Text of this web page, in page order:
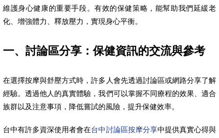
維護身心健康的重要手段。有效的保健策略，能幫助我們延緩老
化、增強體力、釋放壓力，實現身心平衡。
一、討論區分享：保健資訊的交流與參考
在選擇按摩與舒壓方式時，許多人會先透過討論區或網路分享了解
經驗。透過他人的真實體驗，我們可以掌握不同療程的效果、適合
族群以及注意事項，降低嘗試的風險，提升保健效率。
台中有許多資深使用者會在台中討論區按摩分享中提供真實心得與